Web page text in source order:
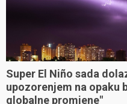
Super El Niño sada
upozorenjem na opaku
globalne promjene"